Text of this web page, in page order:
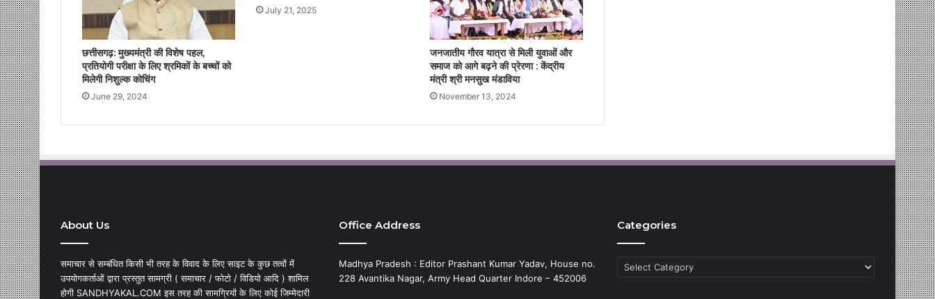
छत्तीसगढ़: मुख्यमंत्री की विशेष पहल,
प्रतियोगी परीक्षा के लिए श्रमिकों के बच्चों को
मिलेगी निशुल्क कोचिंग
June 29, 2024
July 21, 2025
जनजातीय गौरव यात्रा से मिली युवाओं और
समाज को आगे बढ़ने की प्रेरणा : केंद्रीय
मंत्री श्री मनसुख मंडाविया
November 13, 2024
About Us
समाचार से सम्बंधित किसी भी तरह के विवाद के लिए साइट के कुछ तत्वों में
उपयोगकर्ताओं द्वारा प्रस्तुत सामग्री ( समाचार / फोटो / विडियो आदि ) शामिल
होगी SANDHYAKAL.COM इस तरह की सामग्रियों के लिए कोई जिम्मेदारी
Office Address
Madhya Pradesh : Editor Prashant Kumar Yadav, House no.
228 Avantika Nagar, Army Head Quarter Indore – 452006
Categories
Categories